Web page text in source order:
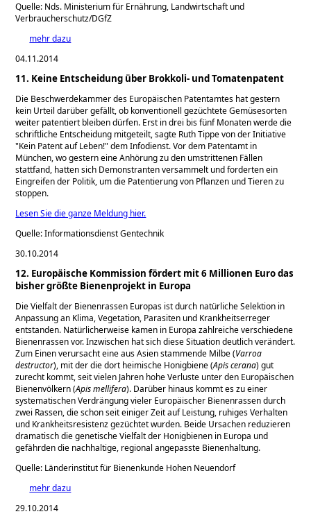
Quelle: Nds. Ministerium für Ernährung, Landwirtschaft und
Verbraucherschutz/DGfZ
mehr dazu
04.11.2014
11. Keine Entscheidung über Brokkoli- und Tomatenpatent
Die Beschwerdekammer des Europäischen Patentamtes hat gestern
kein Urteil darüber gefällt, ob konventionell gezüchtete Gemüsesorten
weiter patentiert bleiben dürfen. Erst in drei bis fünf Monaten werde die
schriftliche Entscheidung mitgeteilt, sagte Ruth Tippe von der Initiative
Kein Patent auf Leben! dem Infodienst. Vor dem Patentamt in
München, wo gestern eine Anhörung zu den umstrittenen Fällen
stattfand, hatten sich Demonstranten versammelt und forderten ein
Eingreifen der Politik, um die Patentierung von Pflanzen und Tieren zu
stoppen.
Lesen Sie die ganze Meldung hier.
Quelle: Informationsdienst Gentechnik
30.10.2014
12. Europäische Kommission fördert mit 6 Millionen Euro das
bisher größte Bienenprojekt in Europa
Die Vielfalt der Bienenrassen Europas ist durch natürliche Selektion in
Anpassung an Klima, Vegetation, Parasiten und Krankheitserreger
entstanden. Natürlicherweise kamen in Europa zahlreiche verschiedene
Bienenrassen vor. Inzwischen hat sich diese Situation deutlich verändert.
Zum Einen verursacht eine aus Asien stammende Milbe (Varroa
destructor), mit der die dort heimische Honigbiene (Apis cerana) gut
zurecht kommt, seit vielen Jahren hohe Verluste unter den Europäischen
Bienenvölkern (Apis mellifera). Darüber hinaus kommt es zu einer
systematischen Verdrängung vieler Europäischer Bienenrassen durch
zwei Rassen, die schon seit einiger Zeit auf Leistung, ruhiges Verhalten
und Krankheitsresistenz gezüchtet wurden. Beide Ursachen reduzieren
dramatisch die genetische Vielfalt der Honigbienen in Europa und
gefährden die nachhaltige, regional angepasste Bienenhaltung.
Quelle: Länderinstitut für Bienenkunde Hohen Neuendorf
mehr dazu
29.10.2014